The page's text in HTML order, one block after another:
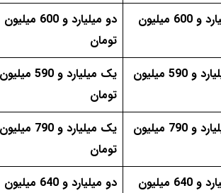
دو میلیارد و 600 میلیون
دو میلیارد و 600 میلیون
تومان
یک میلیارد و 590 میلیون
یک میلیارد و 590 میلیون
تومان
یک میلیارد و 790 میلیون
یک میلیارد و 790 میلیون
تومان
دو میلیارد و 640 میلیون
دو میلیارد و 640 میلیون